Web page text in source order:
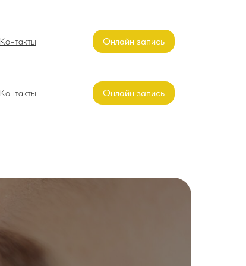
Онлайн запись
Контакты
Онлайн запись
Контакты